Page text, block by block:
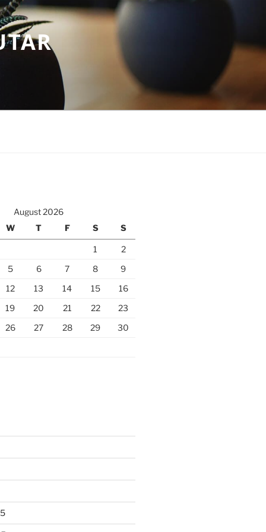
August 2026
W T F S S
1
2
5 6 7 8
9
12 13 14 15
16
19 20 21 22
23
26 27 28 29
30